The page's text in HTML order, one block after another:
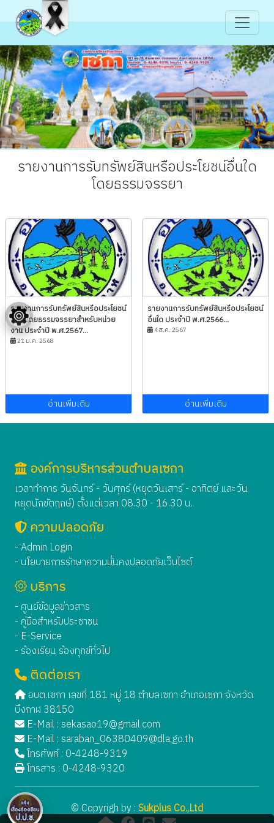
รายงานการรับทรัพย์สินหรือประโยชน์อื่นใด
โดยธรรมจรรยา
รายงานการรับทรัพย์สินหรือประโยชน์
อื่นใดโดยธรรมจรรยาสำหรับหน่วย
งาน ประจำปี พ.ศ.2567...
21 ม.ค. 2568
อ่านเพิ่มเติม
รายงานการรับทรัพย์สินหรือประโยชน์
อื่นใด ประจำปี พ.ศ.2566...
4 ส.ค. 2567
อ่านเพิ่มเติม
องค์การบริหารส่วนตำบลเซกา
เวลาทำการ วันจันทร์ - วันศุกร์ (หยุดวันเสาร์ - อาทิตย์ และวัน
หยุดนักขัตฤกษ์) ตั้งแต่เวลา 08.30 - 16.30 น.
ความปลอดภัย
- Admin Login
- นโยบายการรักษาความมั่นคงปลอดภัยเว็บไซต์
บริการ
- ศูนย์ข้อมูลข่าวสาร
- คู่มือสำหรับประชาชน
- E-Service
- ร้องเรียน ร้องทุกข์ทั่วไป
ติดต่อเรา
อบต.เซกา เลขที่ 181 หมู่ 18 ตำบลเซกา อำเภอเซกา จังหวัด
บึงกาฬ 38150
E-Mail : sekasao19@gmail.com
E-Mail : saraban_06380409@dla.go.th
โทรศัพท์ : 0-4248-9319
โทรสาร : 0-4248-9320
© Copyrigh by :Sukplus Co.,Ltd